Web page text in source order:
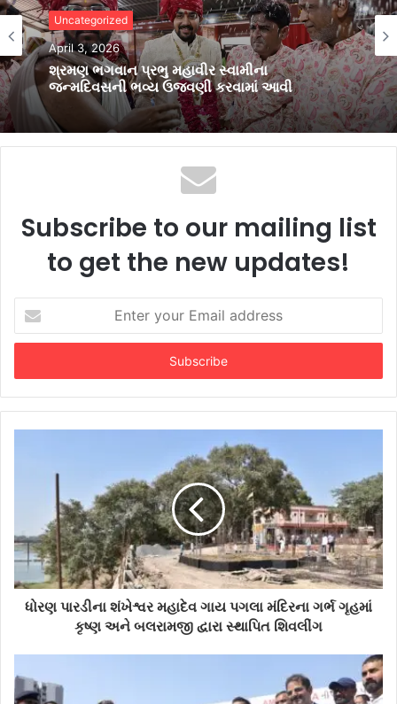
Uncategorized
April 3, 2026
શ્રમણ ભગવાન પ્રભુ મહાવીર સ્વામીના
જન્મદિવસની ભવ્ય ઉજવણી કરવામાં આવી
Uncategorized
January 15, 2026
સેમસંગ સોલ્વ ફોર ટુમોરો 2025: ટેકનોલોજી થકી
Subscribe to our mailing list
to get the new updates!
your
Email
ધોરણ પારડીના શંખેશ્વર મહાદેવ ગાય પગલા મંદિરના ગર્ભ ગૃહમાં
કૃષ્ણ અને બલરામજી દ્વારા સ્થાપિત શિવલીંગ